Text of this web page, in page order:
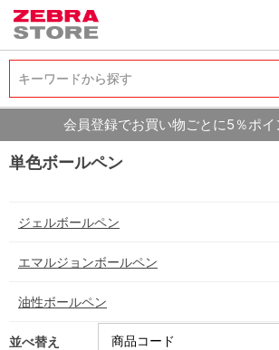
キーワードから探す
キーワードから探す
会員登録でお買い物ごとに5％ポイ
単色ボールペン
ジェルボールペン
エマルジョンボールペン
油性ボールペン
並べ替え